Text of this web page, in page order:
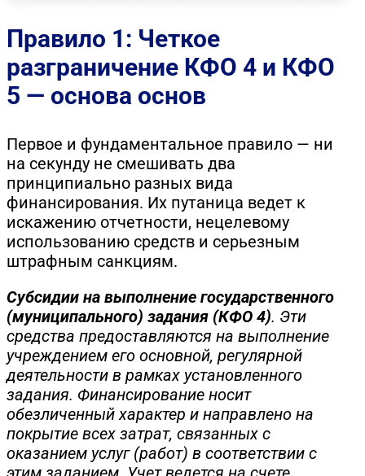
Правило 1: Четкое
разграничение КФО 4 и КФО
5 — основа основ
Первое и фундаментальное правило — ни
на секунду не смешивать два
принципиально разных вида
финансирования. Их путаница ведет к
искажению отчетности, нецелевому
использованию средств и серьезным
штрафным санкциям.
Субсидии на выполнение государственного
(муниципального) задания (КФО 4). Эти
средства предоставляются на выполнение
учреждением его основной, регулярной
деятельности в рамках установленного
задания. Финансирование носит
обезличенный характер и направлено на
покрытие всех затрат, связанных с
оказанием услуг (работ) в соответствии с